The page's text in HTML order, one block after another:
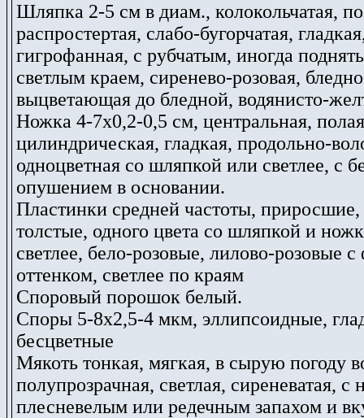
Шляпка 2-5 см в диам., колокольчатая,
распростертая, слабо-бугорчатая,
гигрофанная, с рубчатым, иногда
светлым краем, сиренево-розовая,
выцветающая до бледной, водянисто-
Ножка 4-7х0,2-0,5 см, центральная,
цилиндрическая, гладкая, продольно-
одноцветная со шляпкой или светлее, с
опушением в основании.
Пластинки средней частоты,
толстые, одного цвета со шляпкой и
светлее, бело-розовые, лилово-розовые
оттенком, светлее по краям
Споровый порошок белый.
Споры 5-8х2,5-4 мкм, эллипсоидные,
бесцветные
Мякоть тонкая, мягкая, в сырую погоду
полупрозрачная, светлая, сиреневатая,
плесневелым или редечным запахом и